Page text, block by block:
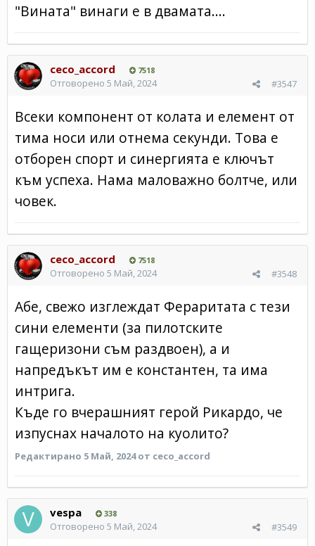
"Вината" винаги е в двамата....
ceco_accord 7518
#3547
Отговорено 5 Май, 2024
Всеки компонент от колата и елемент от
тима носи или отнема секунди. Това е
отборен спорт и синергията е ключът
към успеха. Нама маловажно болтче, или
човек.
ceco_accord 7518
#3548
Отговорено 5 Май, 2024
Абе, свежо изглеждат Фераритата с тези
сини елементи (за пилотските
гащеризони съм раздвоен), а и
напредъкът им е константен, та има
интрига.
Къде го вчерашният герой Рикардо, че
изпуснах началото на куолито?
Редактирано 5 Май, 2024от ceco_accord
vespa 338
#3549
Отговорено 5 Май, 2024